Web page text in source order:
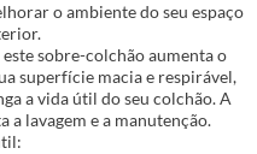
o ambiente do seu espaço
sobre-colchão aumenta o
superfície macia e respirável,
a vida útil do seu colchão. A
a lavagem e a manutenção.